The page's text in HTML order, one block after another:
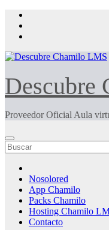
Saltar
contenido
Descubre
Proveedor Oficial Aula
Nosolored
App Chamilo
Packs Chamilo
Hosting Chamilo
Contacto